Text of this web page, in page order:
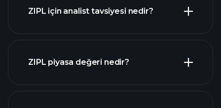
ZIPL grafik
ZIPL için analist tavsiyesi nedir?
ZIPL piyasa değeri nedir?